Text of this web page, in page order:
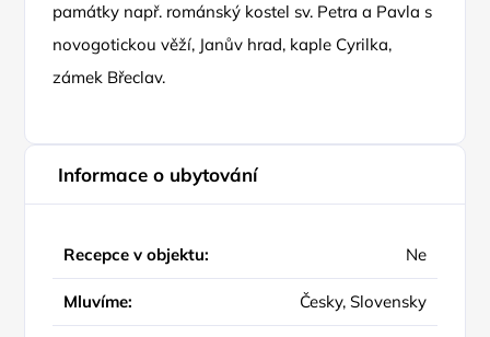
památky např. románský kostel sv. Petra a Pavla s
novogotickou věží, Janův hrad, kaple Cyrilka,
zámek Břeclav.
Informace o ubytování
Recepce v objektu: Ne
Mluvíme: Česky, Slovensky